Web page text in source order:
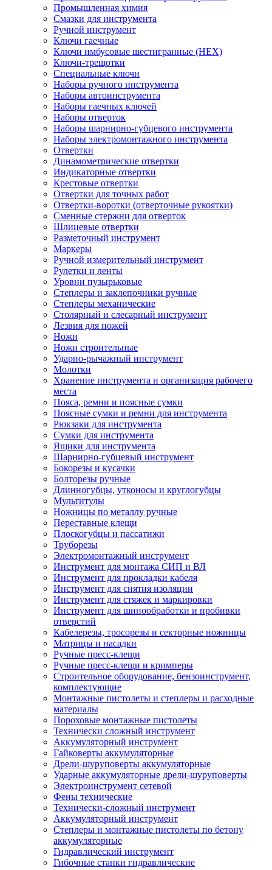
Промышленная химия
Смазки для инструмента
Ручной инструмент
Ключи гаечные
Ключи имбусовые шестигранные (HEX)
Ключи-трещотки
Специальные ключи
Наборы ручного инструмента
Наборы автоинструмента
Наборы гаечных ключей
Наборы отверток
Наборы шарнирно-губцевого инструмента
Наборы электромонтажного инструмента
Отвертки
Динамометрические отвертки
Индикаторные отвертки
Крестовые отвертки
Отвертки для точных работ
Отвертки-воротки (отверточные рукоятки)
Сменные стержни для отверток
Шлицевые отвертки
Разметочный инструмент
Маркеры
Ручной измерительный инструмент
Рулетки и ленты
Уровни пузырьковые
Степлеры и заклепочники ручные
Степлеры механические
Столярный и слесарный инструмент
Лезвия для ножей
Ножи
Ножи строительные
Ударно-рычажный инструмент
Молотки
Хранение инструмента и организация рабочего
места
Пояса, ремни и поясные сумки
Поясные сумки и ремни для инструмента
Рюкзаки для инструмента
Сумки для инструмента
Ящики для инструмента
Шарнирно-губцевый инструмент
Бокорезы и кусачки
Болторезы ручные
Длинногубцы, утконосы и круглогубцы
Мультитулы
Ножницы по металлу ручные
Переставные клещи
Плоскогубцы и пассатижи
Труборезы
Электромонтажный инструмент
Инструмент для монтажа СИП и ВЛ
Инструмент для прокладки кабеля
Инструмент для снятия изоляции
Инструмент для стяжек и маркировки
Инструмент для шинообработки и пробивки
отверстий
Кабелерезы, тросорезы и секторные ножницы
Матрицы и насадки
Ручные пресс-клещи
Ручные пресс-клещи и кримперы
Строительное оборудование, бензоинструмент,
комплектующие
Монтажные пистолеты и степлеры и расходные
материалы
Пороховые монтажные пистолеты
Технически сложный инструмент
Аккумуляторный инструмент
Гайковерты аккумуляторные
Дрели-шуруповерты аккумуляторные
Ударные аккумуляторные дрели-шуруповерты
Электроинструмент сетевой
Фены технические
Технически-сложный инструмент
Аккумуляторный инструмент
Степлеры и монтажные пистолеты по бетону
аккумуляторные
Гидравлический инструмент
Гибочные станки гидравлические